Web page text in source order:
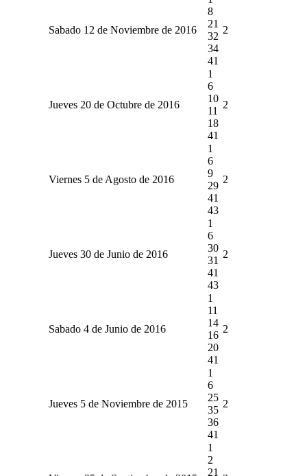
Sabado 12 de Noviembre de 2016
8
21
32
34
41
2
Jueves 20 de Octubre de 2016
1
6
10
11
18
41
2
Viernes 5 de Agosto de 2016
1
6
9
29
41
43
2
Jueves 30 de Junio de 2016
1
6
30
31
41
43
2
Sabado 4 de Junio de 2016
1
11
14
16
20
41
2
Jueves 5 de Noviembre de 2015
1
6
25
35
36
41
2
1
2
21